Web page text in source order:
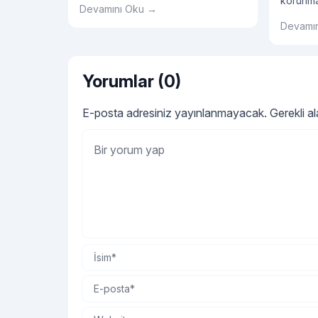
birlikte maske olarak kullanıldığında
Devamını Oku →
uygun
Yorumlar (0)
E-posta adresiniz yayınlanmayacak. Gerekli